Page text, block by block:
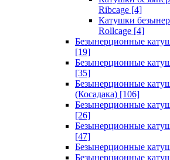
Ribcage [4]
Катушки
Rollcage [4]
Безынерционные
[19]
Безынерционные
[35]
Безынерционные
(Косадака) [106]
Безынерционные
[26]
Безынерционные
[47]
Безынерционные
Безынерционные